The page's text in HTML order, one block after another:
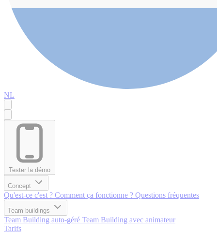
NL
Tester la démo
Concept
Qu'est-ce c'est ? Comment ça fonctionne ? Questions fréquentes
Team buildings
Team Building auto-géré Team Building avec animateur
Tarifs